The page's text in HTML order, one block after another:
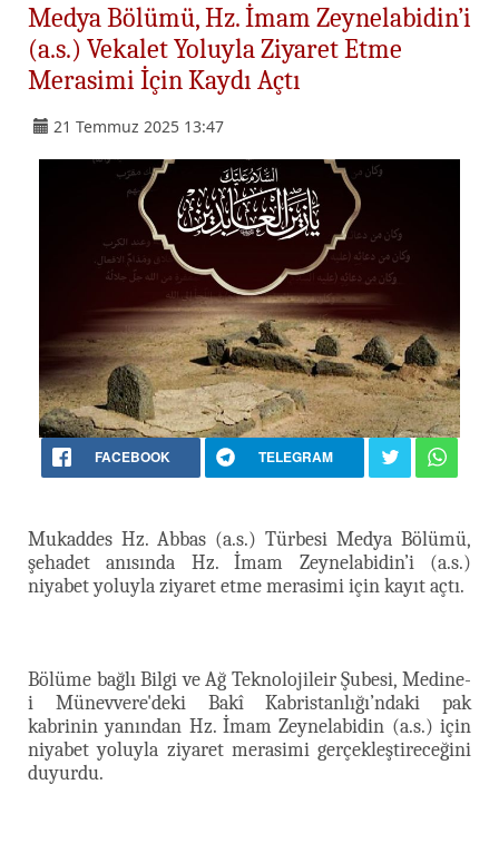
Medya Bölümü, Hz. İmam Zeynelabidin’i
(a.s.) Vekalet Yoluyla Ziyaret Etme
Merasimi İçin Kaydı Açtı
21 Temmuz 2025 13:47
FACEBOOK TELEGRAM
Mukaddes Hz. Abbas (a.s.) Türbesi Medya Bölümü,
şehadet anısında Hz. İmam Zeynelabidin’i (a.s.)
niyabet yoluyla ziyaret etme merasimi için kayıt açtı.
Bölüme bağlı Bilgi ve Ağ Teknolojileir Şubesi, Medine-
i Münevvere'deki Bakî Kabristanlığı’ndaki pak
kabrinin yanından Hz. İmam Zeynelabidin (a.s.) için
niyabet yoluyla ziyaret merasimi gerçekleştireceğini
duyurdu.